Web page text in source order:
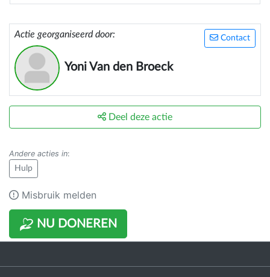
Contact
Actie georganiseerd door:
Yoni Van den Broeck
NU DONEREN
Deel deze actie
Andere acties in:
Hulp
Misbruik melden